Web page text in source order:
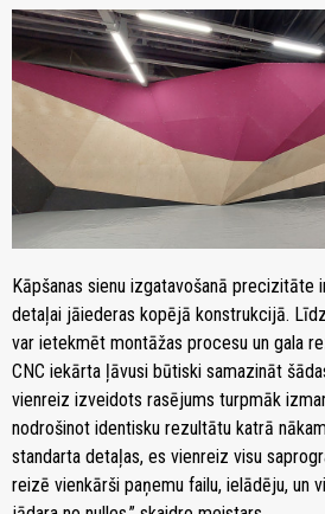
Kāpšanas sienu izgatavošanā precizitāte
detaļai jāiederas kopējā konstrukcijā.
var ietekmēt montāžas procesu un gala
CNC iekārta ļāvusi būtiski samazināt
vienreiz izveidots rasējums turpmāk
nodrošinot identisku rezultātu katrā
standarta detaļas, es vienreiz visu
reizē vienkārši paņemu failu, ielādēju, un